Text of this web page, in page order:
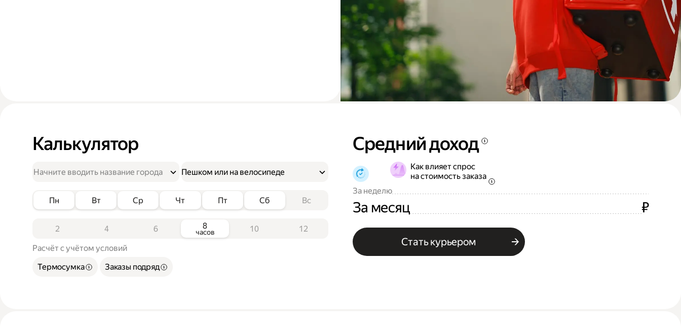
Калькулятор
Пешком или на велосипеде
Пн Вт Ср Чт Пт Сб Вс
2 4 6 8
часов 10 12
Расчёт с учётом условий
Термосумка
Заказы подряд
Средний доход
Как влияет спрос
на стоимость заказа
За неделю
За месяц ₽
Стать курьером